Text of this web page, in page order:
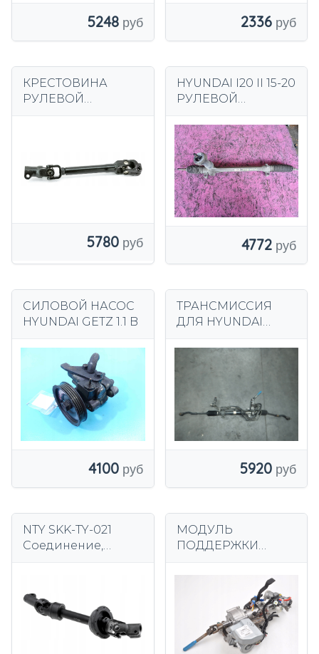
5248 2336
КРЕСТОВИНА
РУЛЕВОЙ
5780
HYUNDAI I20 II 15-20
РУЛЕВОЙ
ЕВРОПА
4772
СИЛОВОЙ НАСОС
HYUNDAI GETZ 1.1 B
4100
ТРАНСМИССИЯ
ДЛЯ HYUNDAI
SPORTAGE II
EUROPA
5920
NTY SKK-TY-021
Соединение,
МОДУЛЬ
ПОДДЕРЖКИ
2L563-98000 2L563-